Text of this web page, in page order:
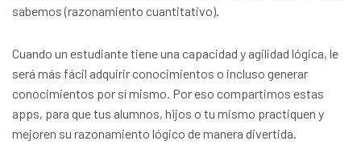
sabemos (razonamiento cuantitativo).
Cuando un estudiante tiene una capacidad y agilidad lógica, le
será más fácil adquirir conocimientos o incluso generar
conocimientos por sí mismo. Por eso compartimos estas
apps, para que tus alumnos, hijos o tu mismo practiquen y
mejoren su razonamiento lógico de manera divertida.